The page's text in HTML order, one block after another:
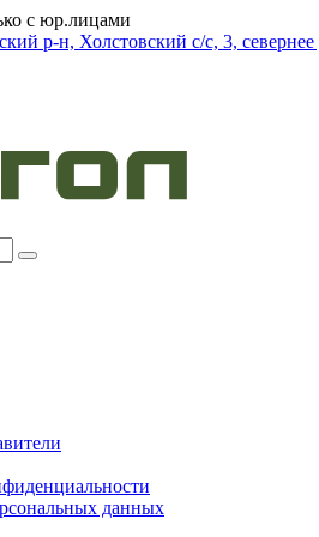
с юр.лицами
р-н, Холстовский с/с, 3,
данных